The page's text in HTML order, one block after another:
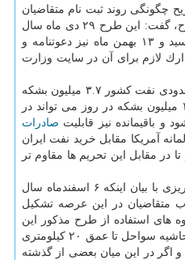
چگونگی روند ثبت نام متقاضیان
جهت استفاده از امتیازات این طرح، گفت: این طرح ۲۹ دی ماه سال
جاری در هیئت وزیران به تأیید رسید و ۱۳ بهمن ماه نیز دعوتنامه و
لازم برای آن در سایت وزارت
به گفته فلاحتیان هم اكنون تولید حدودی نفت كشور ۳.۷ میلیون بشكه
در روز است كه از این مقدار ۱.۷ میلیون بشكه در روز می تواند در
باقیمانده نیز قابلیت صادرات
آمریكا مقابل خرید نفت ایران
در مقابل این تحریم ها مقاوم تر
معاون وزیر نفت در امور برنامه ریزی با بیان اینكه ۶ اسفندماه سال
متقاضیان در این عرصه تشكیل
های استفاده از طرح مذكور این
تا عمق ۲۰ كیلومتری
و اگر در این میان بعضی از گذشته